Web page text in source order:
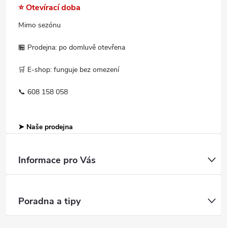
⭐ Otevírací doba
Mimo sezónu
🏪 Prodejna: po domluvě otevřena
🛒 E-shop: funguje bez omezení
📞 608 158 058
➤ Naše prodejna
Informace pro Vás
Poradna a tipy